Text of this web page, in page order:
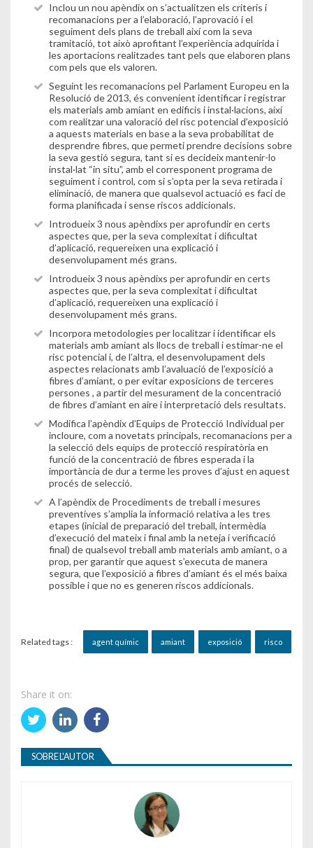
Inclou un nou apèndix on s’actualitzen els criteris i
recomanacions per a l’elaboració, l’aprovació i el
seguiment dels plans de treball així com la seva
tramitació, tot això aprofitant l’experiència adquirida i
les aportacions realitzades tant pels que elaboren plans
com pels que els valoren.
Seguint les recomanacions pel Parlament Europeu en la
Resolució de 2013, és convenient identificar i registrar
els materials amb amiant en edificis i instal·lacions, així
com realitzar una valoració del risc potencial d’exposició
a aquests materials en base a la seva probabilitat de
desprendre fibres, que permeti prendre decisions sobre
la seva gestió segura, tant si es decideix mantenir-lo
instal·lat “in situ”, amb el corresponent programa de
seguiment i control, com si s’opta per la seva retirada i
eliminació, de manera que qualsevol actuació es faci de
forma planificada i sense riscos addicionals.
Introdueix 3 nous apèndixs per aprofundir en certs
aspectes que, per la seva complexitat i dificultat
d’aplicació, requereixen una explicació i
desenvolupament més grans.
Introdueix 3 nous apèndixs per aprofundir en certs
aspectes que, per la seva complexitat i dificultat
d’aplicació, requereixen una explicació i
desenvolupament més grans.
Incorpora metodologies per localitzar i identificar els
materials amb amiant als llocs de treball i estimar-ne el
risc potencial i, de l’altra, el desenvolupament dels
aspectes relacionats amb l’avaluació de l’exposició a
fibres d’amiant, o per evitar exposicions de terceres
persones , a partir del mesurament de la concentració
de fibres d’amiant en aire i interpretació dels resultats.
Modifica l’apèndix d’Equips de Protecció Individual per
incloure, com a novetats principals, recomanacions per a
la selecció dels equips de protecció respiratòria en
funció de la concentració de fibres esperada i la
importància de dur a terme les proves d’ajust en aquest
procés de selecció.
A l’apèndix de Procediments de treball i mesures
preventives s’amplia la informació relativa a les tres
etapes (inicial de preparació del treball, intermèdia
d’execució del mateix i final amb la neteja i verificació
final) de qualsevol treball amb materials amb amiant, o a
prop, per garantir que aquest s’executa de manera
segura, que l’exposició a fibres d’amiant és el més baixa
possible i que no es generen riscos addicionals.
Related tags : agent químic amiant exposició risco
Share it on:
SOBRE L'AUTOR